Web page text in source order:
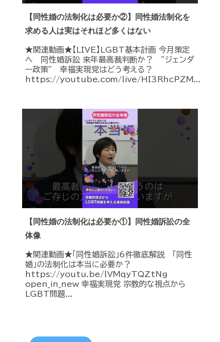
【同性婚の法制化は必要か②】同性婚法制化を
求める人は実はそれほど多くはない
★関連動画★【LIVE】LGBT基本計画 今月策定
へ 同性婚訴訟 来年最高裁判断か？ ”ジェンダ
ー政策” 幸福実現党はどう考える？
https://youtube.com/live/HI3RhcPZM...
【同性婚の法制化は必要か①】同性婚訴訟の全
体像
★関連動画★「同性婚訴訟」6件徹底解説 「同性
婚」の法制化は本当に必要か？
https://youtu.be/lVMqyTQZtNg
open_in_new 幸福実現党 宗教的な視点から
LGBT問題...